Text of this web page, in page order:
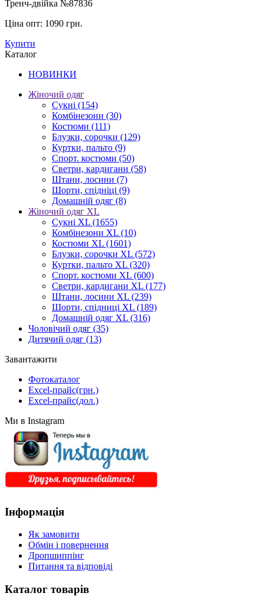
Тренч-двійка №87836
Ціна опт: 1090 грн.
Купити
Каталог
НОВИНКИ
Жіночий одяг
Сукні (154)
Комбінезони (30)
Костюми (111)
Блузки, сорочки (129)
Куртки, пальто (9)
Спорт. костюми (50)
Светри, кардигани (58)
Штани, лосини (7)
Шорти, спідніці (9)
Домашній одяг (8)
Жіночий одяг XL
Cукні XL (1655)
Комбінезони XL (10)
Костюми XL (1601)
Блузки, сорочки XL (572)
Куртки, пальто XL (320)
Спорт. костюми XL (600)
Светри, кардигани XL (177)
Штани, лосини XL (239)
Шорти, спідниці XL (189)
Домашній одяг XL (316)
Чоловічий одяг (35)
Дитячий одяг (13)
Завантажити
Фотокаталог
Excel-прайс(грн.)
Excel-прайс(дол.)
Ми в Instagram
Інформація
Як замовити
Обмін і повернення
Дропшиппінг
Питання та відповіді
Каталог товарів